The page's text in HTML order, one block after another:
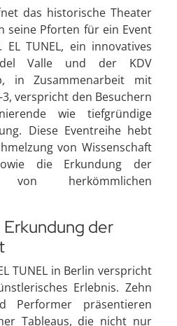
das historische Theater
seine Pforten für ein Event
TUNEL, ein innovatives
Valle und der KDV
in Zusammenarbeit mit
verspricht den Besuchern
wie tiefgründige
Diese Eventreihe hebt
von Wissenschaft
die Erkundung der
von herkömmlichen
der
TUNEL in Berlin verspricht
Erlebnis. Zehn
Performer präsentieren
Tableaus, die nicht nur